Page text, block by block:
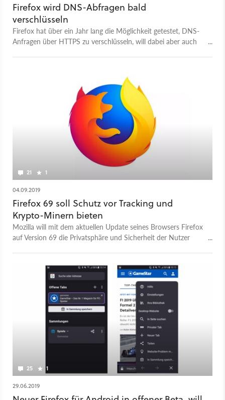
Firefox wird DNS-Abfragen bald
verschlüsseln
Firefox hat über ein Jahr lang die Möglichkeit getestet, DNS-
Anfragen über HTTPS zu verschlüsseln, will dabei aber auch
21 1
04.09.2019
Firefox 69 soll Schutz vor Tracking und
Krypto-Minern bieten
Mozilla will mit dem aktuellen Update seines Browsers Firefox
auf Version 69 die Privatsphäre und Sicherheit der Nutzer
25 1
29.06.2019